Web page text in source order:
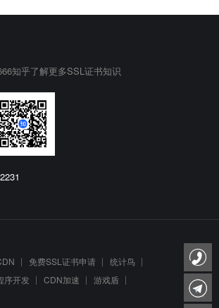
知乎了解更多SSL证书知识
免费SSL证书申请
统计鸟
序开发 CDN加速
游戏盾